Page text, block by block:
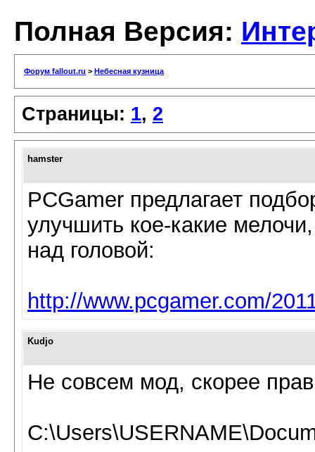
Полная Версия:
Форум fallout.ru > Небесная кузница
Страницы: 1, 2
hamster
PCGamer предлагает
улучшить кое-какие
над головой:
http://www.pcgamer.com/
Kudjo
Не совсем мод, скорее